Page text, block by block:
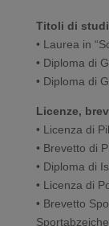
Titoli di
• Laurea in
• Diploma di
• Diploma di
Licenze,
• Licenza di
• Brevetto di
• Diploma di
• Licenza di
• Brevetto